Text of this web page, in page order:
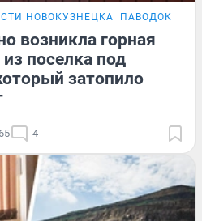
НОВОКУЗНЕЦКА ПАВОДОК
возникла горная
поселка под
затопило
4